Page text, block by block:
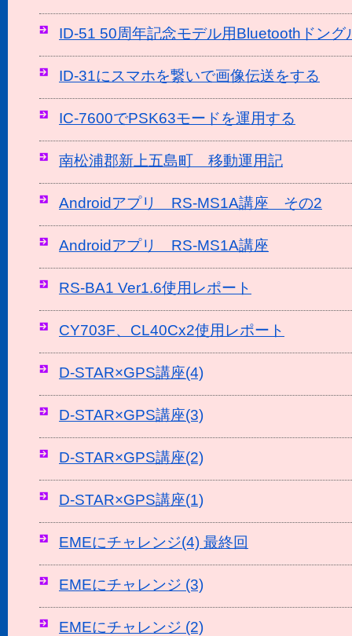
ID-51 50周年記念モデル用Bluetoothドング
ID-31にスマホを繋いで画像伝送をする
IC-7600でPSK63モードを運用する
南松浦郡新上五島町 移動運用記
Androidアプリ RS-MS1A講座 その2
Androidアプリ RS-MS1A講座
RS-BA1 Ver1.6使用レポート
CY703F、CL40Cx2使用レポート
D-STAR×GPS講座(4)
D-STAR×GPS講座(3)
D-STAR×GPS講座(2)
D-STAR×GPS講座(1)
EMEにチャレンジ(4) 最終回
EMEにチャレンジ (3)
EMEにチャレンジ (2)